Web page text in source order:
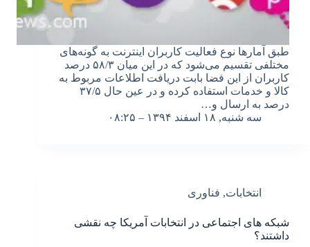
طبق آمارها نوع فعالیت کاربران اینترنت به گونه‌های
مختلفی تقسیم می‌شود که در این میان ۵۸/۳ درصد
کاربران از این فضا بابت دریافت اطلاعات مربوط به
کالا و خدمات استفاده کرده و در عین حال ۳۷/۵
درصد به ارسال و…
سه شنبه, ۱۸ اسفند ۱۳۹۴ – ۰۸:۲۵
انتخابات, فناوری
شبکه های اجتماعی در انتخابات آمریکا چه نقشی
داشتند؟